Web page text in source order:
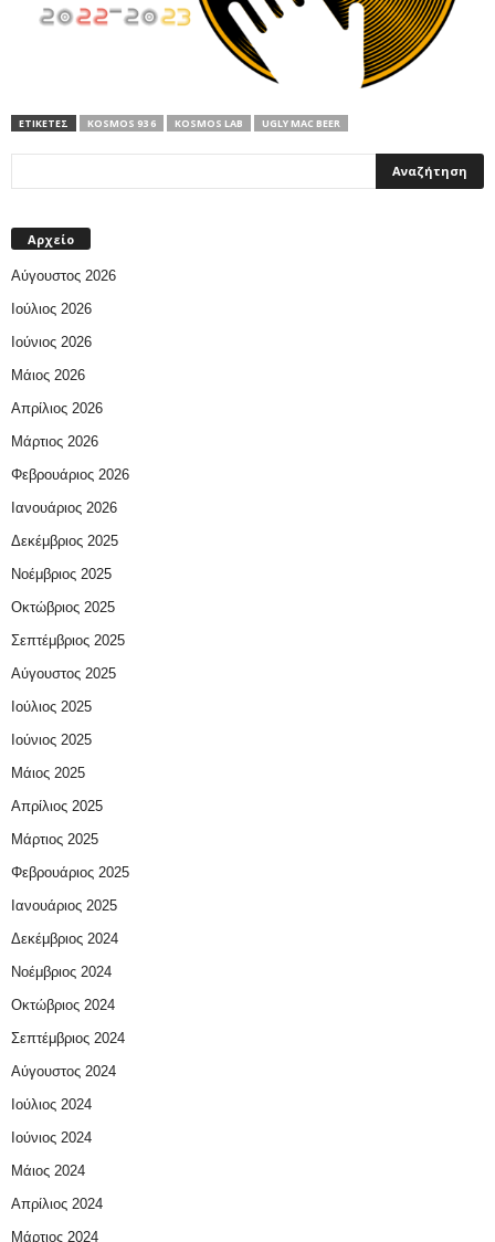
ΕΤΙΚΕΤΕΣ KOSMOS 93 6 KOSMOS LAB UGLY MAC BEER
Αρχείο
Αύγουστος 2026
Ιούλιος 2026
Ιούνιος 2026
Μάιος 2026
Απρίλιος 2026
Μάρτιος 2026
Φεβρουάριος 2026
Ιανουάριος 2026
Δεκέμβριος 2025
Νοέμβριος 2025
Οκτώβριος 2025
Σεπτέμβριος 2025
Αύγουστος 2025
Ιούλιος 2025
Ιούνιος 2025
Μάιος 2025
Απρίλιος 2025
Μάρτιος 2025
Φεβρουάριος 2025
Ιανουάριος 2025
Δεκέμβριος 2024
Νοέμβριος 2024
Οκτώβριος 2024
Σεπτέμβριος 2024
Αύγουστος 2024
Ιούλιος 2024
Ιούνιος 2024
Μάιος 2024
Απρίλιος 2024
Μάρτιος 2024